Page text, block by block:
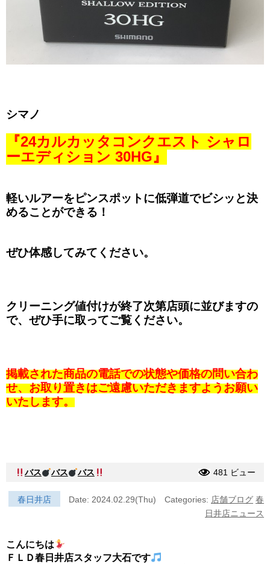
シマノ
『24カルカッタコンクエスト シャロ
ーエディション 30HG』
軽いルアーをピンスポットに低弾道でビシッと決
めることができる！
ぜひ体感してみてください。
クリーニング値付けが終了次第店頭に並びますの
で、ぜひ手に取ってご覧ください。
掲載された商品の電話での状態や価格の問い合わ
せ、お取り置きはご遠慮いただきますようお願い
いたします。
バス バス バス 481 ビュー
春日井店 Date: 2024.02.29(Thu) Categories: 店舗ブログ 春
日井店ニュース
こんにちは
ＦＬＤ春日井店スタッフ大石です